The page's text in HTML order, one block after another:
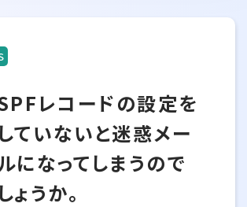
レコードの設定を
していないと迷惑メー
になってしまうので
しょうか。